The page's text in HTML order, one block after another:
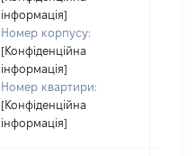
інформація]
Номер корпусу:
[Конфіденційна
інформація]
Номер квартири:
[Конфіденційна
інформація]